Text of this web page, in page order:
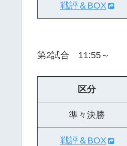
戦評＆BOX
第2試合 11:55～
区分
準々決勝
戦評＆BOX